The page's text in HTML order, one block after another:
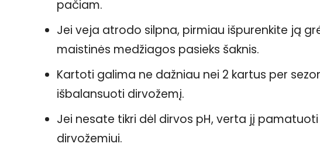
pačiam.
Jei veja atrodo silpna, pirmiau išpurenkite ją
maistinės medžiagos pasieks šaknis.
Kartoti galima ne dažniau nei 2 kartus per
išbalansuoti dirvožemį.
Jei nesate tikri dėl dirvos pH, verta jį
dirvožemiui.